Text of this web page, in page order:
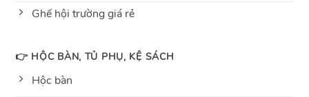
Ghế hội trường giá rẻ
👉 HỘC BÀN, TỦ PHỤ, KỆ SÁCH
Hộc bàn